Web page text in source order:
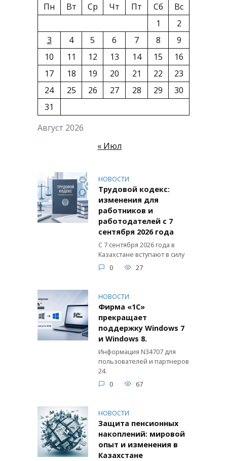
Август 2026
Пн Вт Ср Чт Пт Сб
Вс
1
2
3
4 5 6 7 8
9
10
11 12 13 14 15
16
17
18 19 20 21 22
23
24
25 26 27 28 29
30
31
« Июл
НОВОСТИ
Трудовой кодекс:
изменения для
работников и
работодателей с 7
сентября 2026 года
С 7 сентября 2026 года в
Казахстане вступают в силу
0
27
НОВОСТИ
Фирма «1С»
прекращает
поддержку Windows 7
и Windows 8.
Информация N34707 для
пользователей и партнеров
24.
0
67
НОВОСТИ
Защита пенсионных
накоплений: мировой
опыт и изменения в
Казахстане